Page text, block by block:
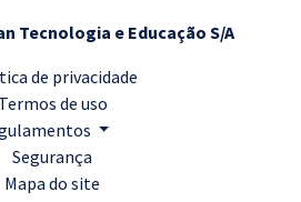
Tecnologia e Educação S/A
de privacidade
Termos de uso
Segurança
Mapa do site